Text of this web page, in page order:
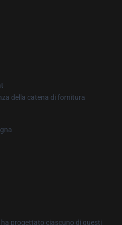
della catena di fornitura
progettato ciascuno di questi